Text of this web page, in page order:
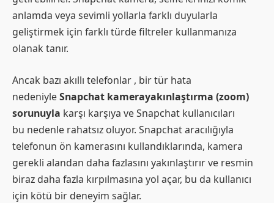
anlamda veya sevimli yollarla farklı duyularla
geliştirmek için farklı türde filtreler kullanmanıza
olanak tanır.
Ancak bazı akıllı telefonlar , bir tür hata
nedeniyleSnapchat kamerayakınlaştırma (zoom)
sorunuyla karşı karşıya ve Snapchat kullanıcıları
bu nedenle rahatsız oluyor. Snapchat aracılığıyla
telefonun ön kamerasını kullandıklarında, kamera
gerekli alandan daha fazlasını yakınlaştırır ve resmin
biraz daha fazla kırpılmasına yol açar, bu da kullanıcı
için kötü bir deneyim sağlar.